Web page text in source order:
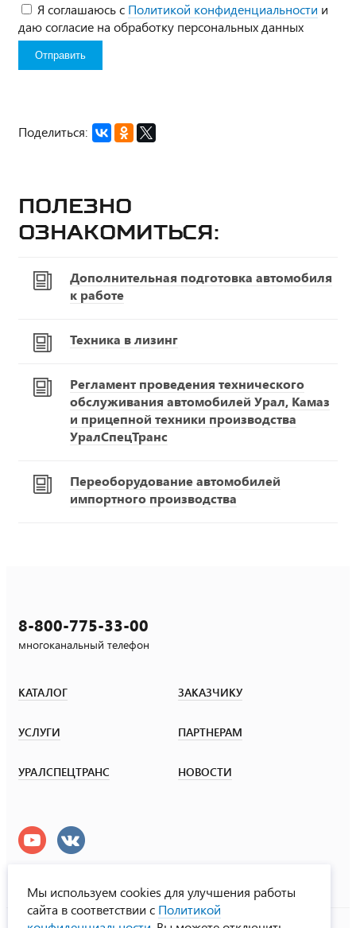
Я соглашаюсь с Политикой конфиденциальности и
даю согласие на обработку персональных данных
Поделиться:
Полезно
ознакомиться:
Дополнительная подготовка автомобиля
к работе
Техника в лизинг
Регламент проведения технического
обслуживания автомобилей Урал, Камаз
и прицепной техники производства
УралСпецТранс
Переоборудование автомобилей
импортного производства
8-800-775-33-00
многоканальный телефон
КАТАЛОГ ЗАКАЗЧИКУ
УСЛУГИ ПАРТНЕРАМ
УРАЛСПЕЦТРАНС НОВОСТИ
УралСпецТранс
Мы используем cookies для улучшения работы
сайта в соответствии с Политикой